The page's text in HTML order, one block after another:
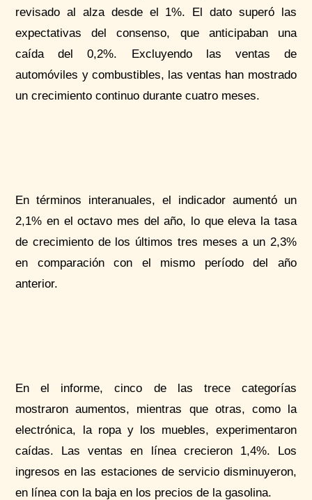
revisado al alza desde el 1%. El dato superó las
expectativas del consenso, que anticipaban una
caída del 0,2%. Excluyendo las ventas de
automóviles y combustibles, las ventas han mostrado
un crecimiento continuo durante cuatro meses.
En términos interanuales, el indicador aumentó un
2,1% en el octavo mes del año, lo que eleva la tasa
de crecimiento de los últimos tres meses a un 2,3%
en comparación con el mismo período del año
anterior.
En el informe, cinco de las trece categorías
mostraron aumentos, mientras que otras, como la
electrónica, la ropa y los muebles, experimentaron
caídas. Las ventas en línea crecieron 1,4%. Los
ingresos en las estaciones de servicio disminuyeron,
en línea con la baja en los precios de la gasolina.